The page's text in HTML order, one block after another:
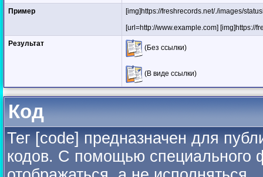
Пример
[img]https://freshrecords.net/./images/
[url=http://www.example.com] [img]https://
Результат
(Без ссылки)
(В виде ссылки)
Код
Тег [code] предназначен для
кодов. С помощью специального